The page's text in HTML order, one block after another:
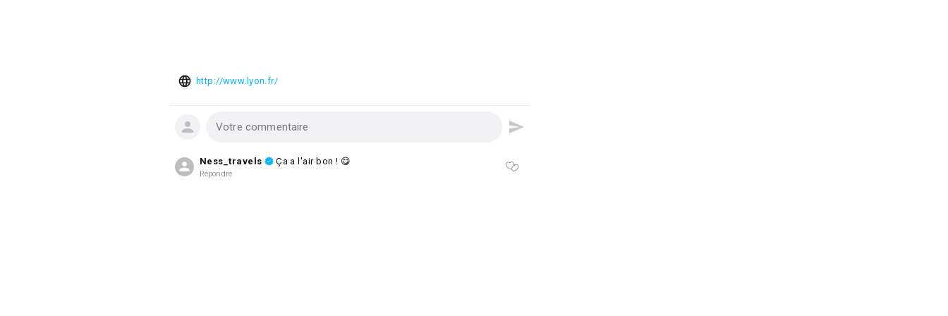
http://www.lyon.fr/
Votre commentaire
Ness_travels Ça a l'air bon ! 😋
Répondre